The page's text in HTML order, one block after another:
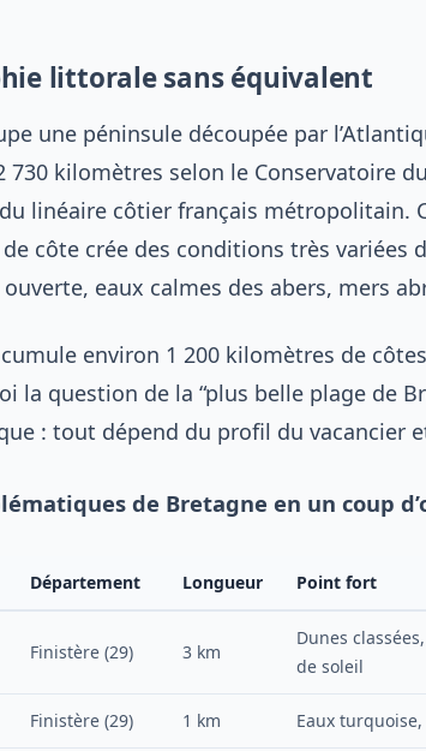
littorale sans équivalent
une péninsule découpée par
kilomètres selon le Conservatoire
linéaire côtier français métropolitain.
côte crée des conditions très variées
eaux calmes des abers, mers
environ 1 200 kilomètres de
la question de la “plus belle plage de
: tout dépend du profil du vacancier
de Bretagne en un coup
Département Longueur Point fort
Finistère (29) 3 km
Dunes
de soleil
Finistère (29) 1 km Eaux